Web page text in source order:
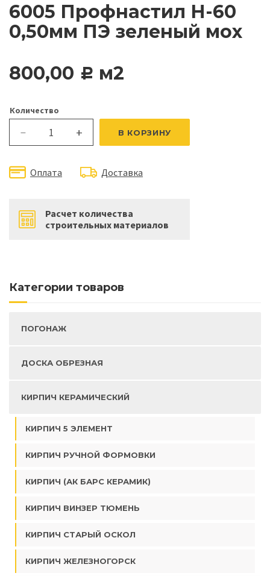
6005 Профнастил Н-60
0,50мм ПЭ зеленый мох
800,00 c м2
Количество
— + В КОРЗИНУ
Оплата Доставка
Расчет количества
строительных материалов
Категории товаров
ПОГОНАЖ
ДОСКА ОБРЕЗНАЯ
КИРПИЧ КЕРАМИЧЕСКИЙ
КИРПИЧ 5 ЭЛЕМЕНТ
КИРПИЧ РУЧНОЙ ФОРМОВКИ
КИРПИЧ (АК БАРС КЕРАМИК)
КИРПИЧ ВИНЗЕР ТЮМЕНЬ
КИРПИЧ СТАРЫЙ ОСКОЛ
КИРПИЧ ЖЕЛЕЗНОГОРСК